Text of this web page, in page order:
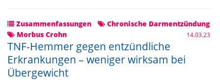
Zusammenfassungen
Chronische Darmentzündung
Morbus Crohn
14.03.23
TNF-Hemmer gegen entzündliche
Erkrankungen – weniger wirksam bei
Übergewicht